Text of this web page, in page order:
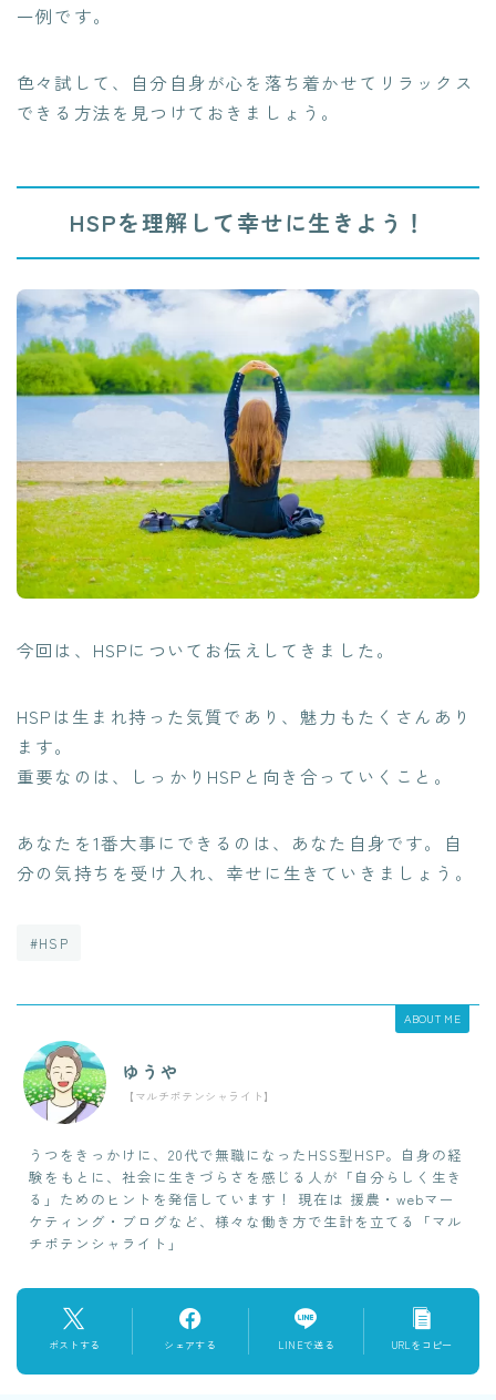
一例です。
色々試して、自分自身が心を落ち着かせてリラックス
できる方法を見つけておきましょう。
HSPを理解して幸せに生きよう！
今回は、HSPについてお伝えしてきました。
HSPは生まれ持った気質であり、魅力もたくさんあり
ます。
重要なのは、しっかりHSPと向き合っていくこと。
あなたを1番大事にできるのは、あなた自身です。自
分の気持ちを受け入れ、幸せに生きていきましょう。
#HSP
ABOUT ME
ゆうや
【マルチポテンシャライト】
うつをきっかけに、20代で無職になったHSS型HSP。自身の経
験をもとに、社会に生きづらさを感じる人が「自分らしく生き
る」ためのヒントを発信しています！ 現在は 援農・webマー
ケティング・ブログなど、様々な働き方で生計を立てる「マル
チポテンシャライト」
ポストする シェアする LINEで送る URLをコピー